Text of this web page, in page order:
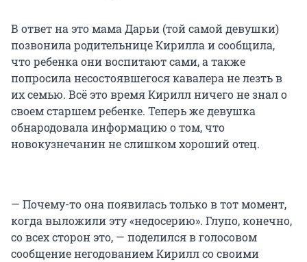
В ответ на это мама Дарьи (той самой девушки)
позвонила родительнице Кирилла и сообщила,
что ребенка они воспитают сами, а также
попросила несостоявшегося кавалера не лезть в
их семью. Всё это время Кирилл ничего не знал о
своем старшем ребенке. Теперь же девушка
обнародовала информацию о том, что
новокузнечанин не слишком хороший отец.
— Почему-то она появилась только в тот момент,
когда выложили эту «недосерию». Глупо, конечно,
со всех сторон это, — поделился в голосовом
сообщение негодованием Кирилл со своими